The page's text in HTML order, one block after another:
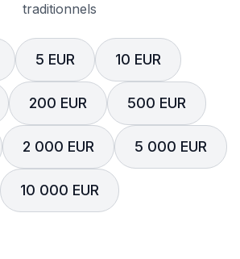
traditionnels
5 EUR 10 EUR
200 EUR 500 EUR
2 000 EUR 5 000 EUR
10 000 EUR